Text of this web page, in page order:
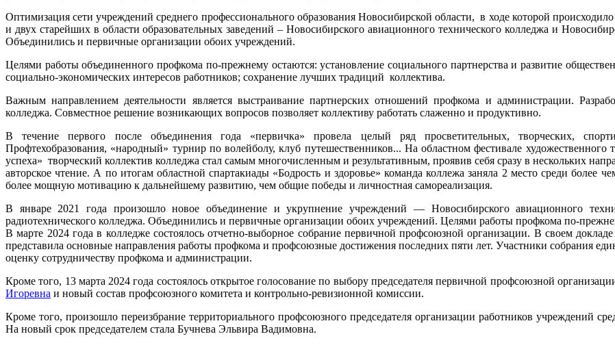
Оптимизация сети учреждений среднего профессионального образования Новосибирской области, в ходе которой
и двух старейших в области образовательных заведений – Новосибирского авиационного технического колледжа и
Объединились и первичные организации обоих учреждений.
Целями работы объединенного профкома по-прежнему остаются: установление социального партнерства и развитие
социально-экономических интересов работников; сохранение лучших традиций коллектива.
Важным направлением деятельности является выстраивание партнерских отношений профкома и администрации.
колледжа. Совместное решение возникающих вопросов позволяет коллективу работать слаженно и продуктивно.
В течение первого после объединения года «первичка» провела целый ряд просветительных, творческих,
Профтехобразования, «народный» турнир по волейболу, клуб путешественников... На областном фестивале художественного
успеха» творческий коллектив колледжа стал самым многочисленным и результативным, проявив себя сразу в нескольких
авторское чтение. А по итогам областной спартакиады «Бодрость и здоровье» команда коллежа заняла 2 место среди более
более мощную мотивацию к дальнейшему развитию, чем общие победы и личностная самореализация.
В январе 2021 года произошло новое объединение и укрупнение учреждений — Новосибирского авиационного
радиотехнического колледжа. Объединились и первичные организации обоих учреждений. Целями работы профкома по-
В марте 2024 года в колледже состоялось отчетно-выборное собрание первичной профсоюзной организации. В своем
представила основные направления работы профкома и профсоюзные достижения последних пяти лет. Участники собрания
оценку сотрудничеству профкома и администрации.
Кроме того, 13 марта 2024 года состоялось открытое голосование по выбору председателя первичной профсоюзной
Игоревна и новый состав профсоюзного комитета и контрольно-ревизионной комиссии.
Кроме того, произошло переизбрание территориального профсоюзного председателя организации работников учреждений
На новый срок председателем стала Бучнева Эльвира Вадимовна.